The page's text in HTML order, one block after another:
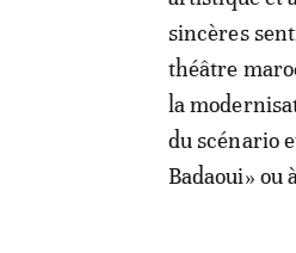
sincères
théâtre
la
du scénario
Badaoui»